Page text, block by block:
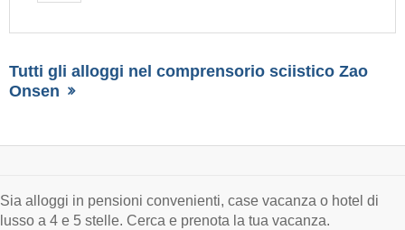
Tutti gli alloggi nel comprensorio sciistico Zao
Onsen
Sia alloggi in pensioni convenienti, case vacanza o hotel di
lusso a 4 e 5 stelle. Cerca e prenota la tua vacanza.